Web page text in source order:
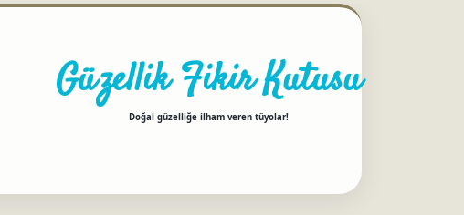
Güzellik Fikir Kutusu
Doğal güzelliğe ilham veren tüyolar!